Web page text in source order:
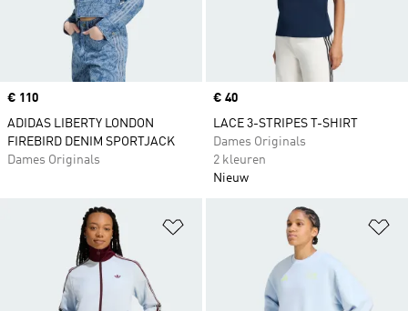
Price
€ 110
ADIDAS LIBERTY LONDON
FIREBIRD DENIM SPORTJACK
Dames Originals
Price
€ 40
LACE 3-STRIPES T-SHIRT
Dames Originals
2 kleuren
Nieuw
Op verlanglijst zetten